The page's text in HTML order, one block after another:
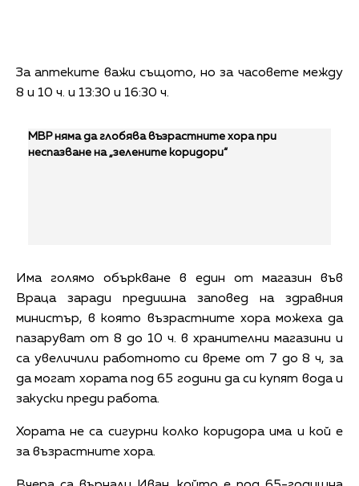
За аптеките важи същото, но за часовете между
8 и 10 ч. и 13:30 и 16:30 ч.
МВР няма да глобява възрастните хора при
неспазване на „зелените коридори“
Има голямо объркване в един от магазин във
Враца заради предишна заповед на здравния
министър, в която възрастните хора можеха да
пазаруват от 8 до 10 ч. в хранителни магазини и
са увеличили работното си време от 7 до 8 ч, за
да могат хората под 65 години да си купят вода и
закуски преди работа.
Хората не са сигурни колко коридора има и кой е
за възрастните хора.